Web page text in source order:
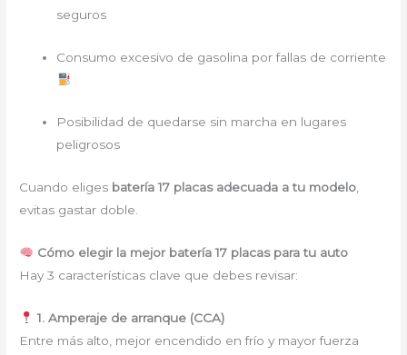
seguros
Consumo excesivo de gasolina por fallas de corriente
Posibilidad de quedarse sin marcha en lugares
peligrosos
Cuando eliges batería 17 placas adecuada a tu modelo,
evitas gastar doble.
Cómo elegir la mejor batería 17 placas para tu auto
Hay 3 características clave que debes revisar:
1. Amperaje de arranque (CCA)
Entre más alto, mejor encendido en frío y mayor fuerza